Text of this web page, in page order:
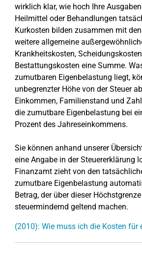
wirklich klar, wie hoch Ihre
Heilmittel oder Behandlungen
Kurkosten bilden zusammen mit
weitere allgemeine
Krankheitskosten,
Bestattungskosten eine Summe.
zumutbaren Eigenbelastung liegt,
unbegrenzter Höhe von der Steuer
Einkommen, Familienstand und
die zumutbare Eigenbelastung bei
Prozent des Jahreseinkommens.
Sie können anhand unserer
eine Angabe in der Steuererklärung
Finanzamt zieht von den
zumutbare Eigenbelastung
Betrag, der über dieser
steuermindernd geltend machen.
(2010): Wie muss ich die Kosten für